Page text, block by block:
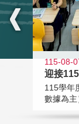
115-08-
迎接
115學年
數據為主